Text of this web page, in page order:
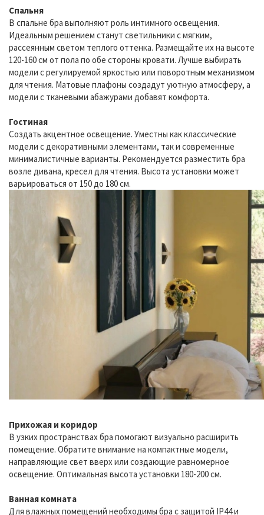
Спальня
В спальне бра выполняют роль интимного освещения.
Идеальным решением станут светильники с мягким,
рассеянным светом теплого оттенка. Размещайте их на высоте
120-160 см от пола по обе стороны кровати. Лучше выбирать
модели с регулируемой яркостью или поворотным механизмом
для чтения. Матовые плафоны создадут уютную атмосферу, а
модели с тканевыми абажурами добавят комфорта.
Гостиная
Создать акцентное освещение. Уместны как классические
модели с декоративными элементами, так и современные
минималистичные варианты. Рекомендуется разместить бра
возле дивана, кресел для чтения. Высота установки может
варьироваться от 150 до 180 см.
Прихожая и коридор
В узких пространствах бра помогают визуально расширить
помещение. Обратите внимание на компактные модели,
направляющие свет вверх или создающие равномерное
освещение. Оптимальная высота установки 180-200 см.
Ванная комната
Для влажных помещений необходимы бра с защитой IP44 и